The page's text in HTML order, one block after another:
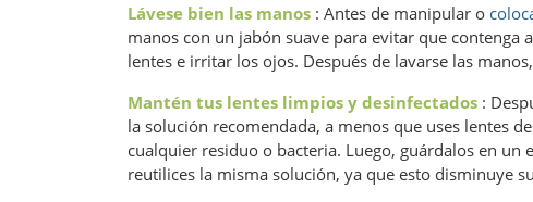
Lávese bien las manos : Antes de manipular o
manos con un jabón suave para evitar que contenga
lentes e irritar los ojos. Después de lavarse las
Mantén tus lentes limpios y desinfectados :
la solución recomendada, a menos que uses lentes
cualquier residuo o bacteria. Luego, guárdalos en
reutilices la misma solución, ya que esto disminuye